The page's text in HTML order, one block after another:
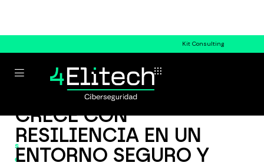
Kit Consulting
s
e
CRECE CON
RESILIENCIA EN UN
ENTORNO SEGURO Y